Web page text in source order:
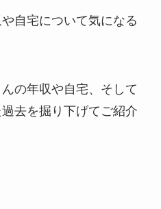
自宅について気になる
の年収や自宅、そして
去を掘り下げてご紹介